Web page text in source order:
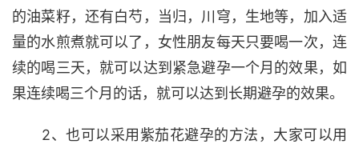
的油菜籽，还有白芍，当归，川穹，生地等，加入适
量的水煎煮就可以了，女性朋友每天只要喝一次，连
续的喝三天，就可以达到紧急避孕一个月的效果，如
果连续喝三个月的话，就可以达到长期避孕的效果。
2、也可以采用紫茄花避孕的方法，大家可以用